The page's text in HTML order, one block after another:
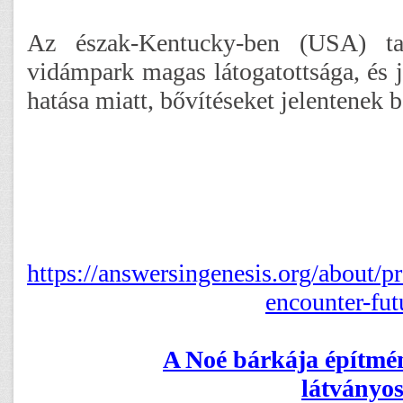
Az észak-Kentucky-ben (USA)
vidámpark magas látogatottsága, és
hatása miatt, bővítéseket jelentenek
https://answersingenesis.org/about/
encounter-
A Noé bárkája